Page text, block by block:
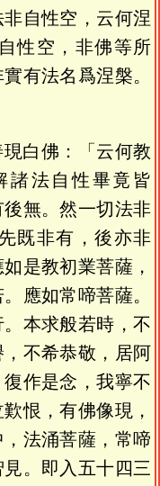
自性空，云何涅
性空，非佛等所
有法名爲涅槃。
白佛：「云何教
諸法自性畢竟皆
無。然一切法非
既非有，後亦非
是教初業菩薩，
應如常啼菩薩。
本求般若時，不
不希恭敬，居阿
作是念，我寧不
恨，有佛像現，
法涌菩薩，常啼
。即入五十四三